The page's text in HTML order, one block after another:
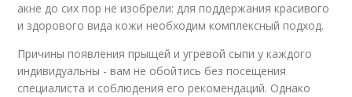
акне до сих пор не изобрели: для поддержания красивого
и здорового вида кожи необходим комплексный подход.
Причины появления прыщей и угревой сыпи у каждого
индивидуальны - вам не обойтись без посещения
специалиста и соблюдения его рекомендаций. Однако